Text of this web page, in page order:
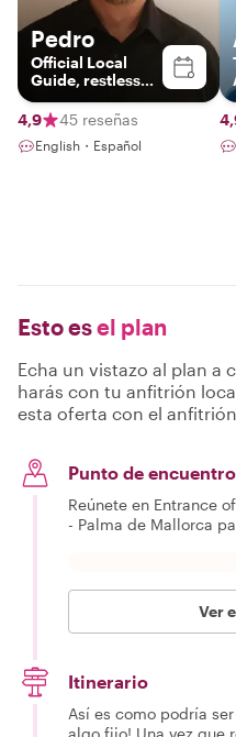
Pedro
Official Local
Guide, restless
father &
Mallorcablogger
4,9 45 reseñas
English・Español
Esto esel plan
Echa un vistazo al plan a
harás con tu anfitrión
esta oferta con el anfitrión
Punto de encuentro
Reúnete en Entrance
- Palma de Mallorca
Ver
Itinerario
Así es como podría
algo fijo! Una vez que